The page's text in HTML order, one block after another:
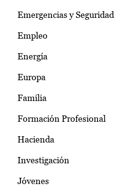
Emergencias y Seguridad
Empleo
Energía
Europa
Familia
Formación Profesional
Hacienda
Investigación
Jóvenes